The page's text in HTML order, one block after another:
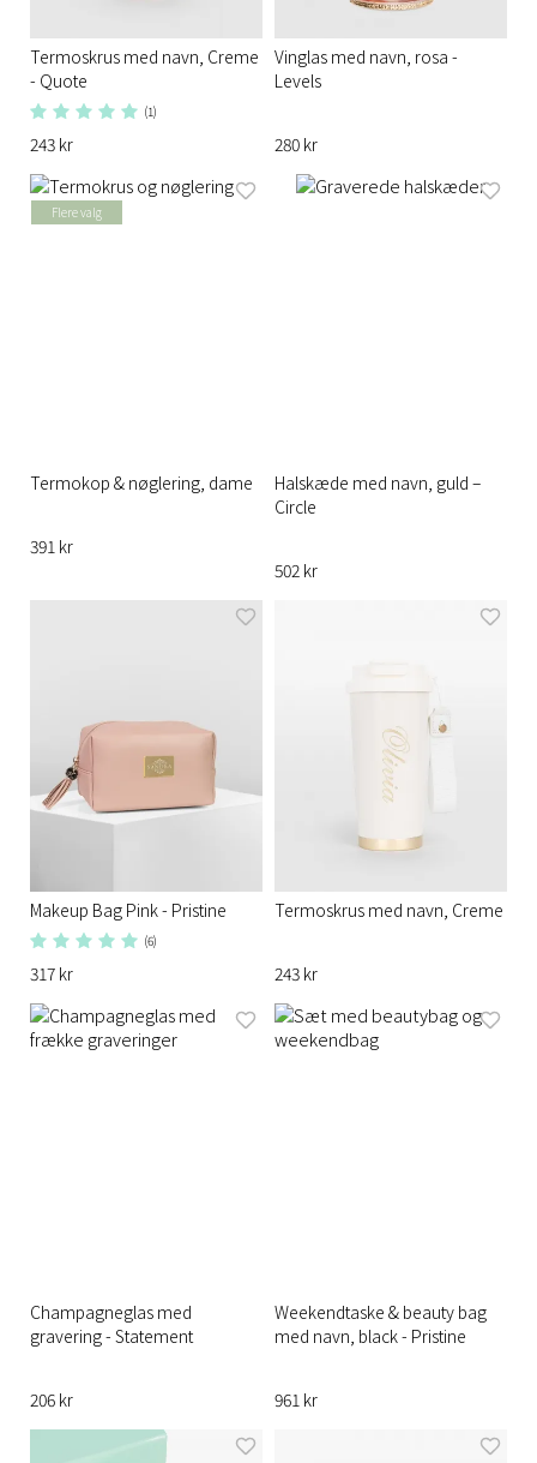
Termoskrus med navn, Creme
- Quote
(1)
243 kr
Vinglas med navn, rosa -
Levels
280 kr
Flere valg
Termokop & nøglering, dame
391 kr
Halskæde med navn, guld –
Circle
502 kr
Makeup Bag Pink - Pristine
(6)
317 kr
Termoskrus med navn, Creme
243 kr
Champagneglas med
gravering - Statement
206 kr
Weekendtaske & beauty bag
med navn, black - Pristine
961 kr